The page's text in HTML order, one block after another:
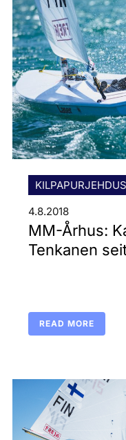
KILPAPURJEHDUS
4.8.2018
MM-Århus:
Tenkanen
READ MORE